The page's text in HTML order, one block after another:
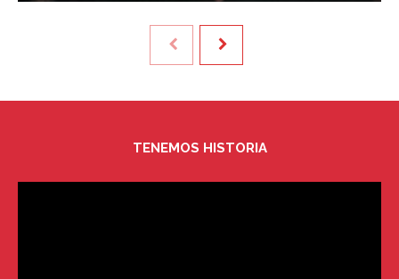
TENEMOS HISTORIA